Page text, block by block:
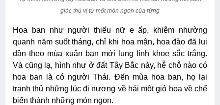
giác thú vị từ một món ngon của rừng
Hoa ban như người thiếu nữ e ấp, khiêm nhường
quanh năm suốt tháng, chỉ khi hoa mận, hoa đào đã lui
dần theo mùa xuân ban mới lung linh khoe sắc trắng.
Và cũng lạ, hình như ở đất Tây Bắc này, hễ chỗ nào có
hoa ban là có người Thái. Đến mùa hoa ban, họ lại
tranh thủ những lúc đi nương về hái một giỏ hoa về chế
biến thành những món ngon.